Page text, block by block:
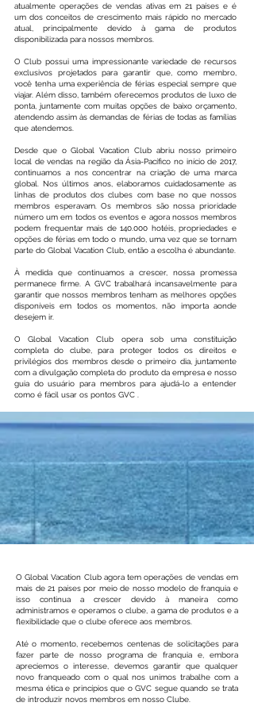
atualmente operações de vendas ativas em 21 países e é
um dos conceitos de crescimento mais rápido no mercado
atual, principalmente devido à gama de produtos
disponibilizada para nossos membros.
O Club possui uma impressionante variedade de recursos
exclusivos projetados para garantir que, como membro,
você tenha uma experiência de férias especial sempre que
viajar. Além disso, também oferecemos produtos de luxo de
ponta, juntamente com muitas opções de baixo orçamento,
atendendo assim às demandas de férias de todas as famílias
que atendemos.
Desde que o Global Vacation Club abriu nosso primeiro
local de vendas na região da Ásia-Pacífico no início de 2017,
continuamos a nos concentrar na criação de uma marca
global. Nos últimos anos, elaboramos cuidadosamente as
linhas de produtos dos clubes com base no que nossos
membros esperavam. Os membros são nossa prioridade
número um em todos os eventos e agora nossos membros
podem frequentar mais de 140.000 hotéis, propriedades e
opções de férias em todo o mundo, uma vez que se tornam
parte do Global Vacation Club, então a escolha é abundante.
À medida que continuamos a crescer, nossa promessa
permanece firme. A GVC trabalhará incansavelmente para
garantir que nossos membros tenham as melhores opções
disponíveis em todos os momentos, não importa aonde
desejem ir.
O Global Vacation Club opera sob uma constituição
completa do clube, para proteger todos os direitos e
privilégios dos membros desde o primeiro dia, juntamente
com a divulgação completa do produto da empresa e nosso
guia do usuário para membros para ajudá-lo a entender
como é fácil usar os pontos GVC .
O Global Vacation Club agora tem operações de vendas em
mais de 21 países por meio de nosso modelo de franquia e
isso continua a crescer devido à maneira como
administramos e operamos o clube, a gama de produtos e a
flexibilidade que o clube oferece aos membros.
Até o momento, recebemos centenas de solicitações para
fazer parte de nosso programa de franquia e, embora
apreciemos o interesse, devemos garantir que qualquer
novo franqueado com o qual nos unimos trabalhe com a
mesma ética e princípios que o GVC segue quando se trata
de introduzir novos membros em nosso Clube.